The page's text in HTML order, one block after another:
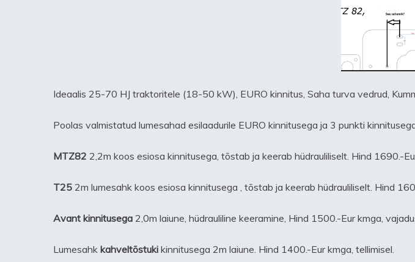
Ideaalis 25-70 HJ traktoritele (18-50 kW), EURO kinnitus, Saha turva vedrud,
Poolas valmistatud lumesahad esilaadurile EURO kinnitusega ja 3 punkti
MTZ82 2,2m koos esiosa kinnitusega, tõstab ja keerab hüdrauliliselt. Hind 1690.-
T25 2m lumesahk koos esiosa kinnitusega , tõstab ja keerab hüdrauliliselt. Hind
Avant kinnitusega 2,0m laiune, hüdrauliline keeramine, Hind 1500.-Eur kmga,
Lumesahk kahveltõstuki kinnitusega 2m laiune. Hind 1400.-Eur kmga, tellimisel.